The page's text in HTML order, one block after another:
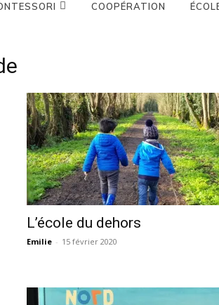
COOPÉRATION
L’école du dehors
Emilie - 15 février 2020